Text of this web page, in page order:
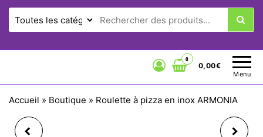
Menu
0
0,00€
Accueil » Boutique » Roulette à pizza en inox ARMONIA
REPOSE USTENSILES